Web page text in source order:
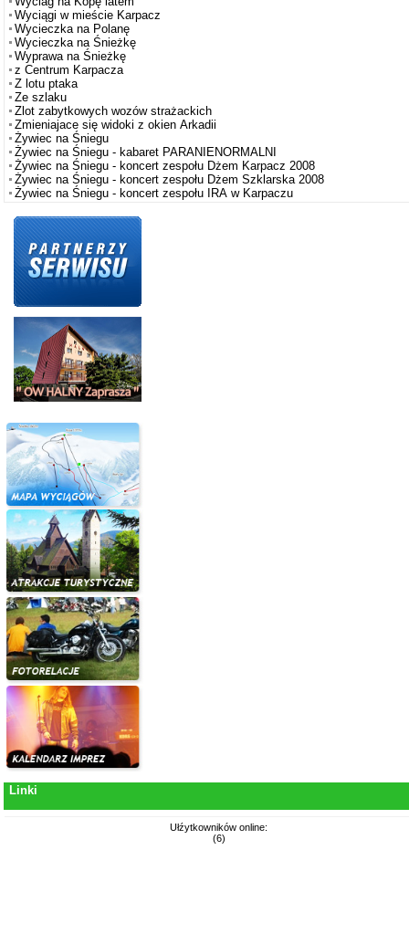
Wyciągi w mieście Karpacz
Wycieczka na Polanę
Wycieczka na Śnieżkę
Wyprawa na Śnieżkę
z Centrum Karpacza
Z lotu ptaka
Ze szlaku
Zlot zabytkowych wozów strażackich
Zmieniajace się widoki z okien Arkadii
Żywiec na Śniegu
Żywiec na Śniegu - kabaret PARANIENORMALNI
Żywiec na Śniegu - koncert zespołu Dżem Karpacz 2008
Żywiec na Śniegu - koncert zespołu Dżem Szklarska 2008
Żywiec na Śniegu - koncert zespołu IRA w Karpaczu
Linki
Ułźytkowników online:
(6)